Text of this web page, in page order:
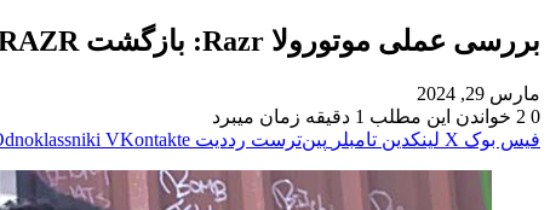
بررسی عملی موتورولا Razr: بازگشت RAZR با طراحی شیک و تاشو(ویدیو)
مارس 29, 2024
0
خواندن این مطلب 1 دقیقه زمان میبرد
فیس بوک X لینکدین ‫تامبلر ‫پین‌ترست ‫رددیت ‫VKontakte